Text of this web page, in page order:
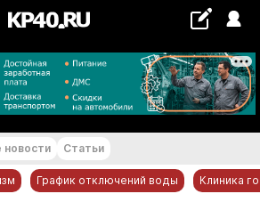
+28...+29 °С
Статьи
График отключений воды Клиника